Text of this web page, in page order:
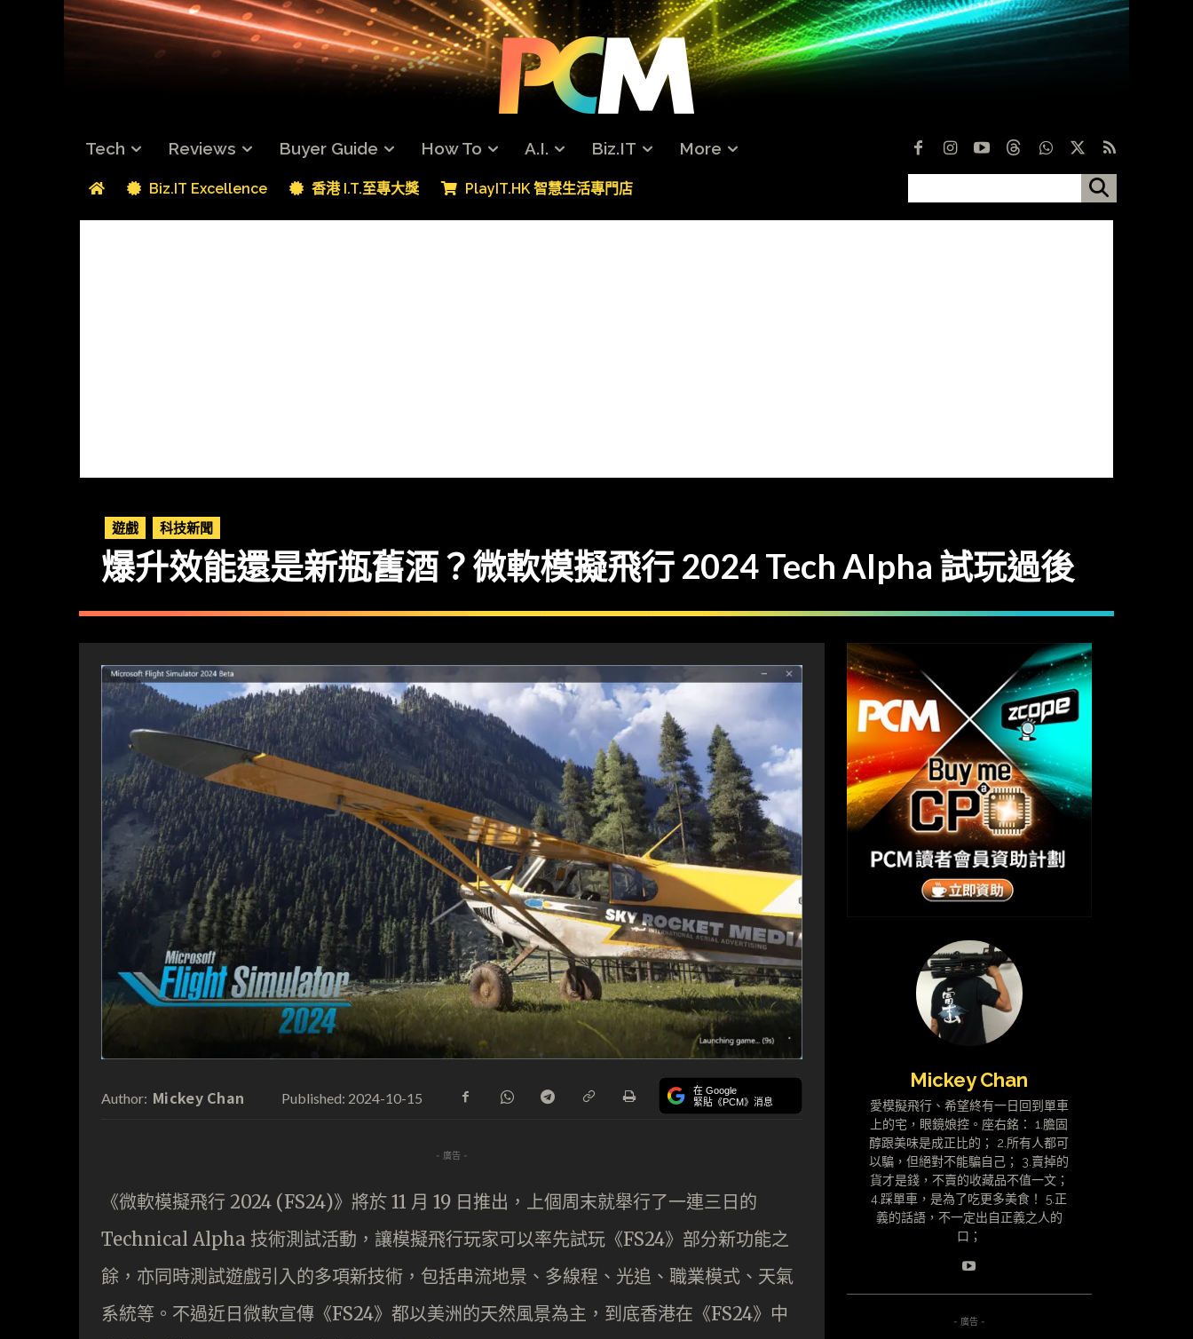
Tech Reviews Buyer Guide How To A.I. Biz.IT More
Biz.IT Excellence 香港 I.T.至專大獎 PlayIT.HK 智慧生活專門店
遊戲 科技新聞
爆升效能還是新瓶舊酒？微軟模擬飛行 2024 Tech Alpha 試玩過後
Author: Mickey Chan Published: 2024-10-15 在 Google
緊貼《PCM》消息
- 廣告 -
《微軟模擬飛行 2024 (FS24)》將於 11 月 19 日推出，上個周末就舉行了一連三日的
Technical Alpha 技術測試活動，讓模擬飛行玩家可以率先試玩《FS24》部分新功能之
餘，亦同時測試遊戲引入的多項新技術，包括串流地景、多線程、光追、職業模式、天氣
系統等。不過近日微軟宣傳《FS24》都以美洲的天然風景為主，到底香港在《FS24》中
Mickey Chan
愛模擬飛行、希望終有一日回到單車
上的宅，眼鏡娘控。座右銘： 1.膽固
醇跟美味是成正比的； 2.所有人都可
以騙，但絕對不能騙自己； 3.賣掉的
貨才是錢，不賣的收藏品不值一文；
4.踩單車，是為了吃更多美食！ 5.正
義的話語，不一定出自正義之人的
口；
- 廣告 -